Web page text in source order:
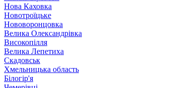
Нова Каховка
Новотроїцьке
Нововоронцовка
Велика Олександрівка
Високопілля
Велика Лепетиха
Скадовськ
Хмельницька область
Білогір'я